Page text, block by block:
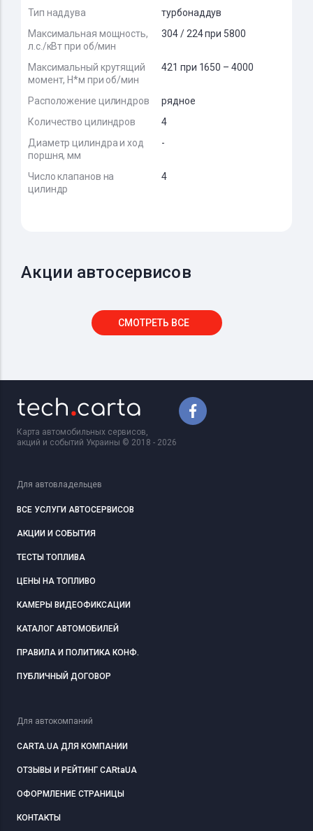
Тип наддува
турбонаддув
Максимальная мощность,
л.с./кВт при об/мин
304 / 224 при 5800
Максимальный крутящий
момент, Н*м при об/мин
421 при 1650 – 4000
Расположение цилиндров
рядное
Количество цилиндров
4
Диаметр цилиндра и ход
поршня, мм
-
Число клапанов на
цилиндр
4
Акции автосервисов
СМОТРЕТЬ ВСЕ
Карта автомобильных сервисов,
акций и событий Украины © 2018 - 2026
Для автовладельцев
ВСЕ УСЛУГИ АВТОСЕРВИСОВ
АКЦИИ И СОБЫТИЯ
ТЕСТЫ ТОПЛИВА
ЦЕНЫ НА ТОПЛИВО
КАМЕРЫ ВИДЕОФИКСАЦИИ
КАТАЛОГ АВТОМОБИЛЕЙ
ПРАВИЛА И ПОЛИТИКА КОНФ.
ПУБЛИЧНЫЙ ДОГОВОР
Для автокомпаний
CARTA.UA ДЛЯ КОМПАНИИ
ОТЗЫВЫ И РЕЙТИНГ CARtaUA
ОФОРМЛЕНИЕ СТРАНИЦЫ
КОНТАКТЫ